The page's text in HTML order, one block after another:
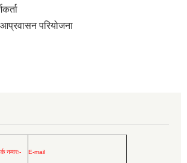
आप्रवासन परियोजना
नम्वरः- E-mail